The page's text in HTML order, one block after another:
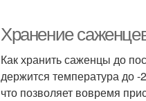
Хранение
Как хранить саженцы до
держится температура до
что позволяет вовремя